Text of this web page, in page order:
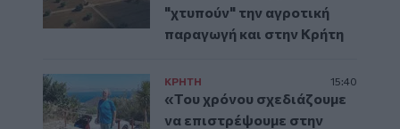
"χτυπούν" την αγροτική
παραγωγή και στην Κρήτη
ΚΡΗΤΗ 15:40
«Του χρόνου σχεδιάζουμε
να επιστρέψουμε στην